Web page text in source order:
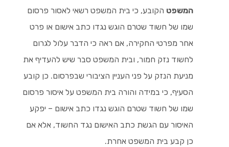
המשפט הקובע, כי בית המשפט רשאי לאסור פרסום
שמו של חשוד שטרם הוגש נגדו כתב אישום או פרט
אחר מפרטי החקירה, אם ראה כי הדבר עלול לגרום
לחשוד נזק חמור, ובית המשפט סבר שיש להעדיף את
מניעת הנזק על פני העניין הציבורי שבפרסום. כן קובע
הסעיף, כי במידה והורה בית המשפט על איסור פרסום
שמו של חשוד שטרם הוגש נגדו כתב אישום – יפקע
האיסור עם הגשת כתב האישום נגד החשוד, אלא אם
כן קבע בית המשפט אחרת.